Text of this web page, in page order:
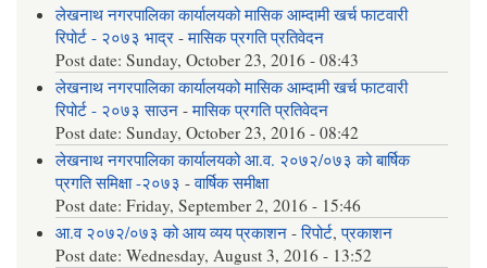
लेखनाथ नगरपालिका कार्यालयको मासिक आम्दामी खर्च फाटवारी
रिपोर्ट - २०७३ भाद्र-मासिक प्रगति प्रतिवेदन
Post date:Sunday, October 23, 2016 - 08:43
लेखनाथ नगरपालिका कार्यालयको मासिक आम्दामी खर्च फाटवारी
रिपोर्ट - २०७३ साउन-मासिक प्रगति प्रतिवेदन
Post date:Sunday, October 23, 2016 - 08:42
लेखनाथ नगरपालिका कार्यालयको आ.व. २०७२/०७३ को बार्षिक
प्रगति समिक्षा -२०७३-वार्षिक समीक्षा
Post date:Friday, September 2, 2016 - 15:46
आ.व २०७२/०७३ को आय व्यय प्रकाशन-रिपोर्ट,प्रकाशन
Post date:Wednesday, August 3, 2016 - 13:52